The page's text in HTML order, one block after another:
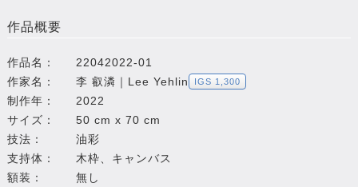
作品概要
作品名：
22042022-01
作家名：
李 叡潾｜Lee Yehlin IGS 1,300
制作年：
2022
サイズ：
50 cm x 70 cm
技法：
油彩
支持体：
木枠、キャンバス
額装：
無し